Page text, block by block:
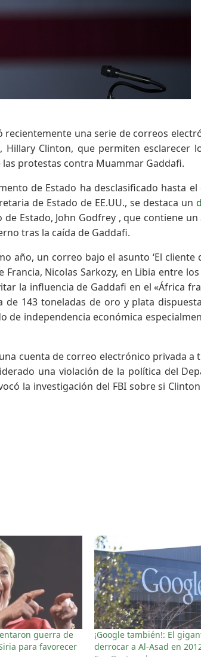
una serie de correos
Clinton, que permiten esclarecer
protestas contra Muammar Gaddafi.
de Estado ha desclasificado hasta
de Estado de EE.UU., se destaca un
Estado, John Godfrey , que contiene
tras la caída de Gaddafi.
año, un correo bajo el asunto ‘El cliente
Nicolas Sarkozy, en Libia entre
la influencia de Gaddafi en el «África
143 toneladas de oro y plata
de independencia económica
cuenta de correo electrónico privada a
una violación de la política del
la investigación del FBI sobre si
guerra de
para favorecer
¡Google también!: El
derrocar a Al-Asad en